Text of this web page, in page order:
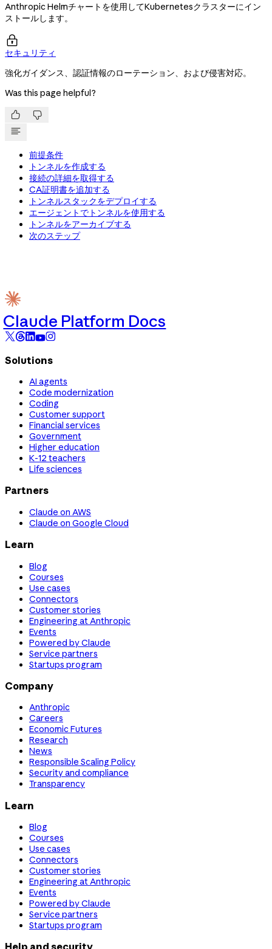
Anthropic Helmチャートを使用してKubernetesクラスターにイン
ストールします。

セキュリティ
強化ガイダンス、認証情報のローテーション、および侵害対応。
Was this page helpful?
 
前提条件
トンネルを作成する
接続の詳細を取得する
CA証明書を追加する
トンネルスタックをデプロイする
エージェントでトンネルを使用する
トンネルをアーカイブする
次のステップ
Claude Platform Docs
Solutions
AI agents
Code modernization
Coding
Customer support
Financial services
Government
Higher education
K-12 teachers
Life sciences
Partners
Claude on AWS
Claude on Google Cloud
Learn
Blog
Courses
Use cases
Connectors
Customer stories
Engineering at Anthropic
Events
Powered by Claude
Service partners
Startups program
Company
Anthropic
Careers
Economic Futures
Research
News
Responsible Scaling Policy
Security and compliance
Transparency
Learn
Blog
Courses
Use cases
Connectors
Customer stories
Engineering at Anthropic
Events
Powered by Claude
Service partners
Startups program